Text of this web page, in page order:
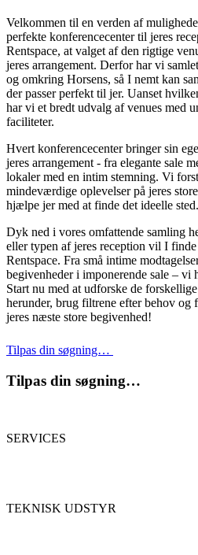
Velkommen til en verden af
perfekte konferencecenter til jeres
Rentspace, at valget af den rigtige
jeres arrangement. Derfor har vi
og omkring Horsens, så I nemt kan
der passer perfekt til jer. Uanset
har vi et bredt udvalg af venues med
faciliteter.
Hvert konferencecenter bringer sin
jeres arrangement - fra elegante sale
lokaler med en intim stemning. Vi
mindeværdige oplevelser på jeres
hjælpe jer med at finde det ideelle sted.
Dyk ned i vores omfattende samling
eller typen af jeres reception vil I
Rentspace. Fra små intime
begivenheder i imponerende sale – vi
Start nu med at udforske de
herunder, brug filtrene efter behov og
jeres næste store begivenhed!
Tilpas din søgning…
Tilpas din søgning…
SERVICES
TEKNISK UDSTYR